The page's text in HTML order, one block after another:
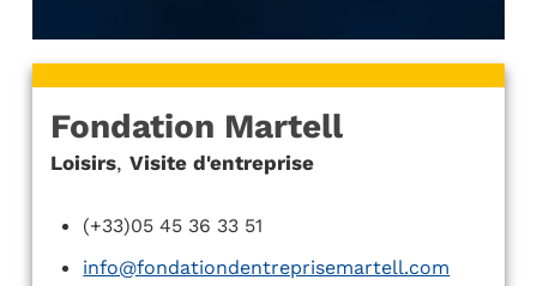
Fondation Martell
Loisirs, Visite d'entreprise
(+33)05 45 36 33 51
info@fondationdentreprisemartell.com